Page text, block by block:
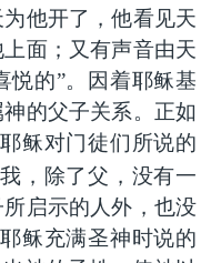
他开了，他看见天
面；又有声音由天
悦的”。因着耶稣基
的父子关系。正如
稣对门徒们所说的
，除了父，没有一
启示的人外，也没
稣充满圣神时说的